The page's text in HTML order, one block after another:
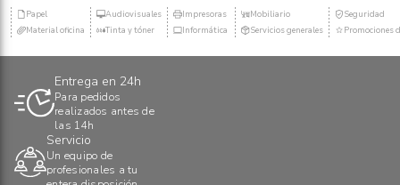
Papel
Material oficina
Audiovisuales
Tinta y tóner
Impresoras
Informática
Mobiliario
Servicios generales
Seguridad
Promociones
Entrega en 24h
Para pedidos
realizados antes de
las 14h
Servicio
Un equipo de
profesionales a tu